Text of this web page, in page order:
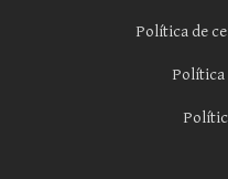
Política de
Política